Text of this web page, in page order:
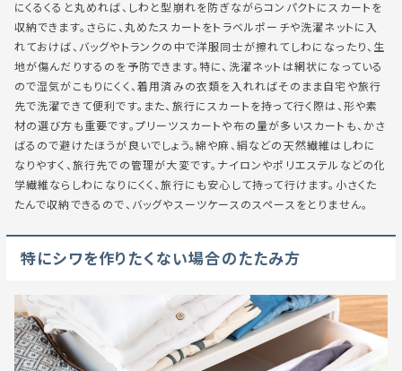
にくるくると丸めれば、しわと型崩れを防ぎながらコンパクトにスカートを
収納できます。さらに、丸めたスカートをトラベルポーチや洗濯ネットに入
れておけば、バッグやトランクの中で洋服同士が擦れてしわになったり、生
地が傷んだりするのを予防できます。特に、洗濯ネットは網状になっている
ので湿気がこもりにくく、着用済みの衣類を入れればそのまま自宅や旅行
先で洗濯できて便利です。また、旅行にスカートを持って行く際は、形や素
材の選び方も重要です。プリーツスカートや布の量が多いスカートも、かさ
ばるので避けたほうが良いでしょう。綿や麻、絹などの天然繊維はしわに
なりやすく、旅行先での管理が大変です。ナイロンやポリエステルなどの化
学繊維ならしわになりにくく、旅行にも安心して持って行けます。小さくた
たんで収納できるので、バッグやスーツケースのスペースをとりません。
特にシワを作りたくない場合のたたみ方